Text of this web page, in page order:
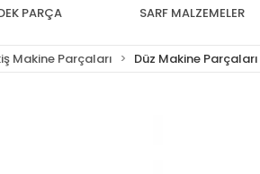
PARÇA SARF MALZEMELER
Makine Parçaları Düz Makine Parçaları